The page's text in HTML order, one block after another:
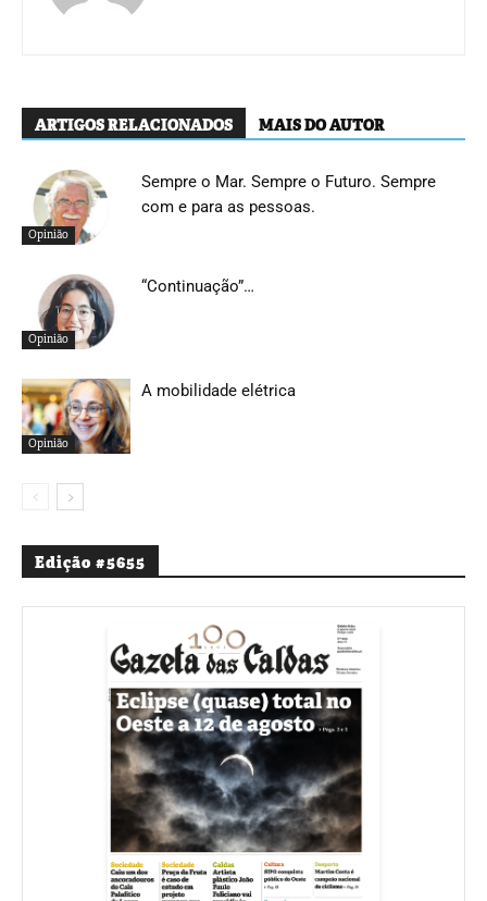
ARTIGOS RELACIONADOS MAIS DO AUTOR
Opinião
Sempre o Mar. Sempre o Futuro. Sempre
com e para as pessoas.
Opinião
“Continuação”…
Opinião
A mobilidade elétrica
Edição #5655